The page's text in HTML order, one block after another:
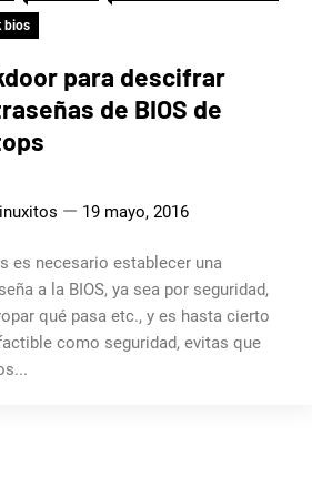
bios
para descifrar
de BIOS de
linuxitos 19 mayo, 2016
es necesario establecer una
a la BIOS, ya sea por seguridad,
qué pasa etc., y es hasta cierto
como seguridad, evitas que